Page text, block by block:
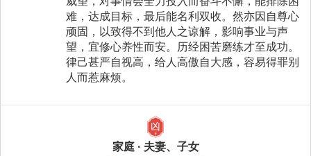
难，达成目标，最后能名利双收。然亦因自尊心
顽固，以致得不到他人之谅解，影响事业与声
望，宜修心养性而安。历经困苦磨练才至成功。
律己甚严自视高，给人高傲自大感，容易得罪别
人而惹麻烦。
凶
家庭 · 夫妻、子女